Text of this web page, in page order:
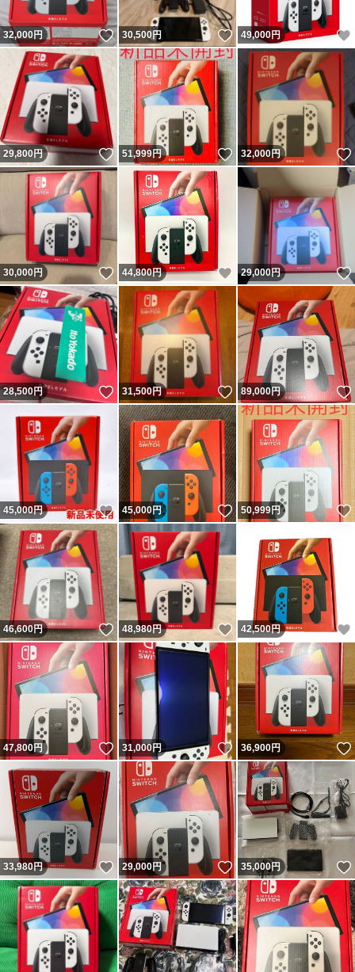
32,000円 いいね！
30,500 円 いいね！
49,000円
29,800円 いいね！
51,999円 いいね！
32,000円
30,000円 いいね！
44,800円 いいね！
29,000円
28,500円 いいね！
31,500円 いいね！
89,000円
45,000円 いいね！
45,000円 いいね！
50,999円
46,600円 いいね！
48,980円 いいね！
42,500円
47,800円 いいね！
31,000円 いいね！
36,900円
33,980円 いいね！
29,000円 いいね！
35,000円